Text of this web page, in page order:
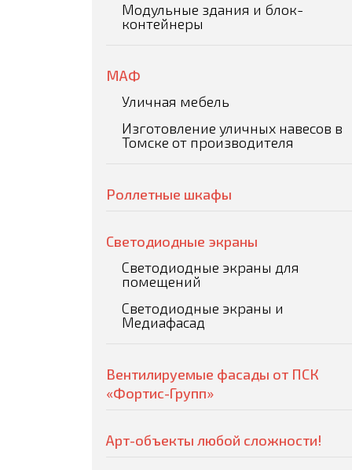
Модульные здания и блок-
контейнеры
МАФ
Уличная мебель
Изготовление уличных навесов в
Томске от производителя
Роллетные шкафы
Светодиодные экраны
Светодиодные экраны для
помещений
Светодиодные экраны и
Медиафасад
Вентилируемые фасады от ПСК
«Фортис-Групп»
Арт-объекты любой сложности!